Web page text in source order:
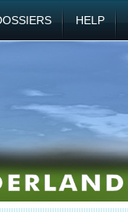
HELP